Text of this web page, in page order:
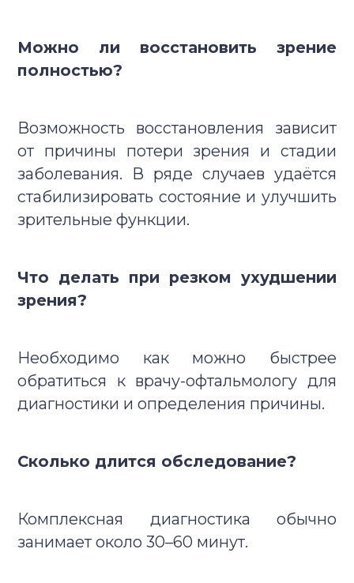
Можно ли восстановить зрение
полностью?
Возможность восстановления зависит
от причины потери зрения и стадии
заболевания. В ряде случаев удаётся
стабилизировать состояние и улучшить
зрительные функции.
Что делать при резком ухудшении
зрения?
Необходимо как можно быстрее
обратиться к врачу-офтальмологу для
диагностики и определения причины.
Сколько длится обследование?
Комплексная диагностика обычно
занимает около 30–60 минут.